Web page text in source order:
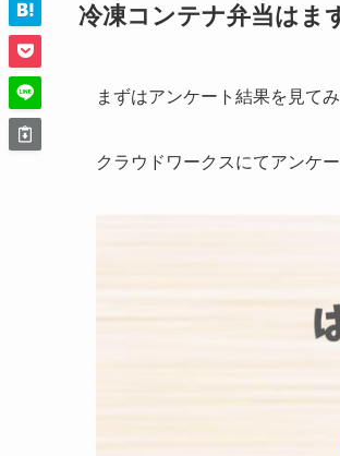
冷凍コンテナ弁当はま
まずはアンケート結果を見てみ
クラウドワークスにてアンケ